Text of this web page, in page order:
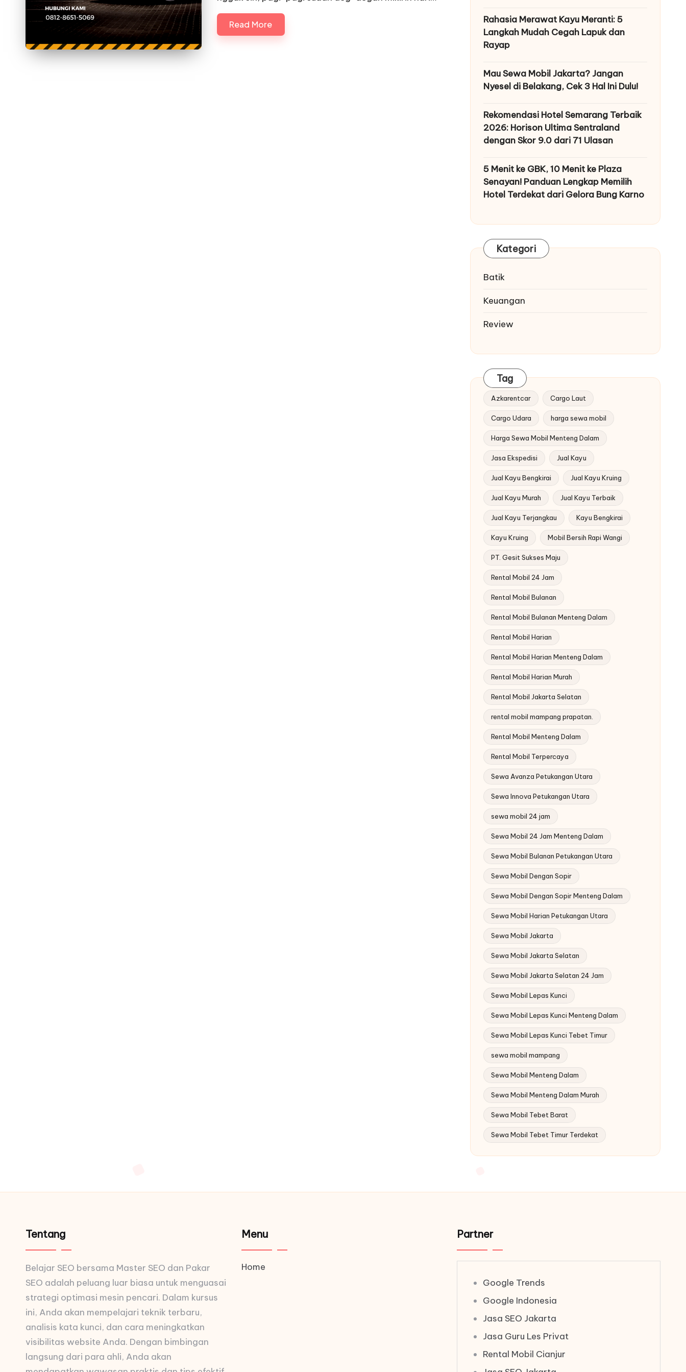
Read More
Rahasia Merawat Kayu Meranti: 5
Langkah Mudah Cegah Lapuk dan
Rayap
Mau Sewa Mobil Jakarta? Jangan
Nyesel di Belakang, Cek 3 Hal Ini Dulu!
Rekomendasi Hotel Semarang Terbaik
2026: Horison Ultima Sentraland
dengan Skor 9.0 dari 71 Ulasan
5 Menit ke GBK, 10 Menit ke Plaza
Senayan! Panduan Lengkap Memilih
Hotel Terdekat dari Gelora Bung Karno
Kategori
Batik
Keuangan
Review
Tag
Azkarentcar Cargo Laut
Cargo Udara harga sewa mobil
Harga Sewa Mobil Menteng Dalam
Jasa Ekspedisi Jual Kayu
Jual Kayu Bengkirai Jual Kayu Kruing
Jual Kayu Murah Jual Kayu Terbaik
Jual Kayu Terjangkau Kayu Bengkirai
Kayu Kruing Mobil Bersih Rapi Wangi
PT. Gesit Sukses Maju
Rental Mobil 24 Jam
Rental Mobil Bulanan
Rental Mobil Bulanan Menteng Dalam
Rental Mobil Harian
Rental Mobil Harian Menteng Dalam
Rental Mobil Harian Murah
Rental Mobil Jakarta Selatan
rental mobil mampang prapatan.
Rental Mobil Menteng Dalam
Rental Mobil Terpercaya
Sewa Avanza Petukangan Utara
Sewa Innova Petukangan Utara
sewa mobil 24 jam
Sewa Mobil 24 Jam Menteng Dalam
Sewa Mobil Bulanan Petukangan Utara
Sewa Mobil Dengan Sopir
Sewa Mobil Dengan Sopir Menteng Dalam
Sewa Mobil Harian Petukangan Utara
Sewa Mobil Jakarta
Sewa Mobil Jakarta Selatan
Sewa Mobil Jakarta Selatan 24 Jam
Sewa Mobil Lepas Kunci
Sewa Mobil Lepas Kunci Menteng Dalam
Sewa Mobil Lepas Kunci Tebet Timur
sewa mobil mampang
Sewa Mobil Menteng Dalam
Sewa Mobil Menteng Dalam Murah
Sewa Mobil Tebet Barat
Sewa Mobil Tebet Timur Terdekat
Tentang
Belajar SEO bersama Master SEO dan Pakar
SEO adalah peluang luar biasa untuk menguasai
strategi optimasi mesin pencari. Dalam kursus
ini, Anda akan mempelajari teknik terbaru,
analisis kata kunci, dan cara meningkatkan
visibilitas website Anda. Dengan bimbingan
langsung dari para ahli, Anda akan
Menu
Home
Partner
Google Trends
Google Indonesia
Jasa SEO Jakarta
Jasa Guru Les Privat
Rental Mobil Cianjur